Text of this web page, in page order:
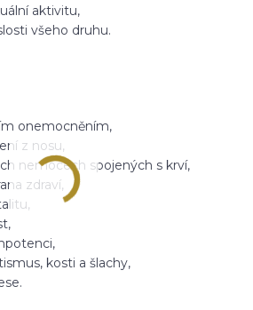
aktivitu,
všeho druhu.
onemocněním,
z nosu,
nemocech spojených s krví,
zdraví,
kosti a šlachy,